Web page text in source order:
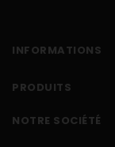
INFORMATIONS
PRODUITS
NOTRE SOCIÉTÉ